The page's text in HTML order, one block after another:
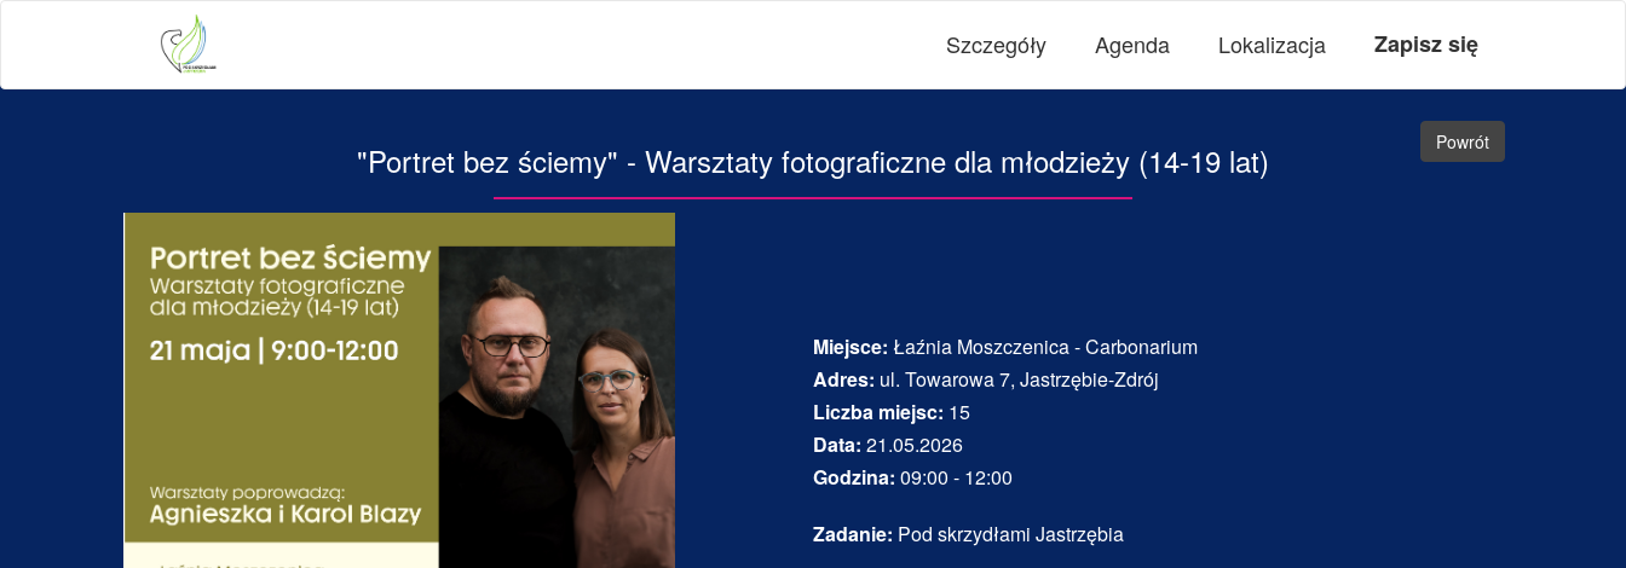
Szczegóły Agenda Lokalizacja Zapisz się
Powrót
"Portret bez ściemy" - Warsztaty fotograficzne dla młodzieży (14-19 lat)
Miejsce: Łaźnia Moszczenica - Carbonarium
Adres: ul. Towarowa 7, Jastrzębie-Zdrój
Liczba miejsc: 15
Data: 21.05.2026
Godzina: 09:00 - 12:00
Zadanie: Pod skrzydłami Jastrzębia